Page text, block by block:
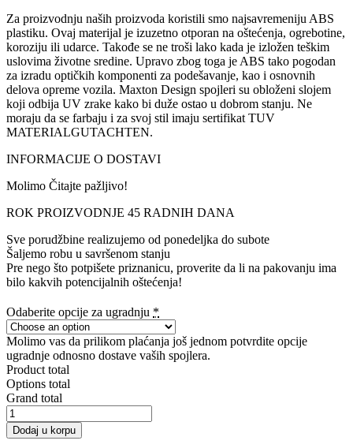
Za proizvodnju naših proizvoda koristili smo najsavremeniju ABS
plastiku. Ovaj materijal je izuzetno otporan na oštećenja, ogrebotine,
koroziju ili udarce. Takođe se ne troši lako kada je izložen teškim
uslovima životne sredine. Upravo zbog toga je ABS tako pogodan
za izradu optičkih komponenti za podešavanje, kao i osnovnih
delova opreme vozila. Maxton Design spojleri su obloženi slojem
koji odbija UV zrake kako bi duže ostao u dobrom stanju. Ne
moraju da se farbaju i za svoj stil imaju sertifikat TUV
MATERIALGUTACHTEN.
INFORMACIJE O DOSTAVI
Molimo Čitajte pažljivo!
ROK PROIZVODNJE 45 RADNIH DANA
Sve porudžbine realizujemo od ponedeljka do subote
Šaljemo robu u savršenom stanju
Pre nego što potpišete priznanicu, proverite da li na pakovanju ima
bilo kakvih potencijalnih oštećenja!
Odaberite opcije za ugradnju *
Molimo vas da prilikom plaćanja još jednom potvrdite opcije
ugradnje odnosno dostave vaših spojlera.
Product total
Options total
Grand total
SIDE
SKIRTS
DIFFUSERS
Dodaj u korpu